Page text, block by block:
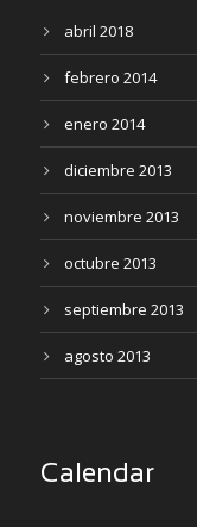
abril 2018
febrero 2014
enero 2014
diciembre 2013
noviembre 2013
octubre 2013
septiembre 2013
agosto 2013
Calendar